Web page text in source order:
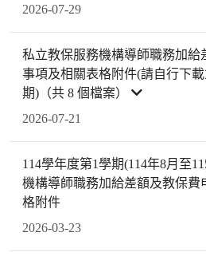
2026-07-29
私立教保服務機構導師職務加給
事項及相關表格附件(請自行下
期)（共 8 個檔案）
2026-07-21
114學年度第1學期(114年8月至
機構導師職務加給差額及教保費
格附件
2026-03-23